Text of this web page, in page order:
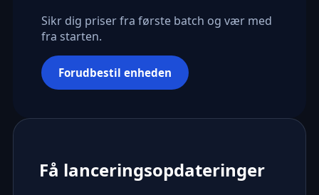
Sikr dig priser fra første batch og vær med
fra starten.
Forudbestil enheden
Få lanceringsopdateringer